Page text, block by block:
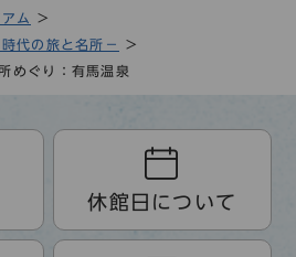
ム
代の旅と名所－
めぐり：有馬温泉
休館日について